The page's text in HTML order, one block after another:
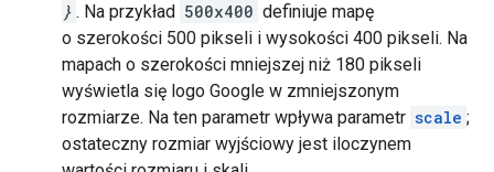
} . Na przykład 500x400 definiuje mapę
o szerokości 500 pikseli i wysokości 400 pikseli. Na
mapach o szerokości mniejszej niż 180 pikseli
wyświetla się logo Google w zmniejszonym
rozmiarze. Na ten parametr wpływa parametr scale ;
ostateczny rozmiar wyjściowy jest iloczynem